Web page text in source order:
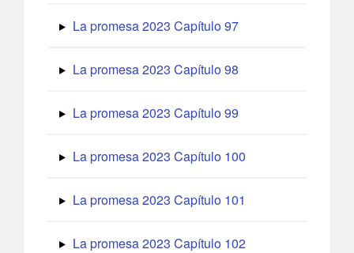
La promesa 2023 Capítulo 97
La promesa 2023 Capítulo 98
La promesa 2023 Capítulo 99
La promesa 2023 Capítulo 100
La promesa 2023 Capítulo 101
La promesa 2023 Capítulo 102